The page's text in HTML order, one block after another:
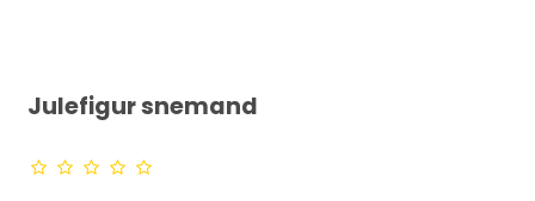
Julefigur snemand